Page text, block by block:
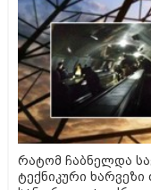
რატომ ჩაბნელდა
ტექნიკური